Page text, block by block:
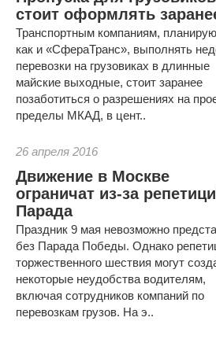
стоит оформлять
Транспортным компаниям,
как и «СфераТранс», выполнять
перевозки на грузовиках в длинные
майские выходные, стоит заранее
позаботиться о разрешениях на
пределы МКАД, в цент..
26 апреля 2016
Движение в Москве
ограничат из-за
Парада
Праздник 9 мая невозможно
без Парада Победы. Однако
торжественного шествия могут
некоторые неудобства водителям,
включая сотрудников компаний по
перевозкам грузов. На э..